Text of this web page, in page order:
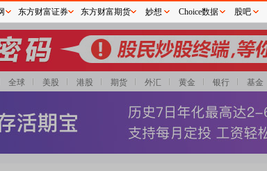
全球 美股 港股 期货 外汇 黄金 银行 基金
东方财富证券 东方财富期货 妙想 Choice数据 股吧